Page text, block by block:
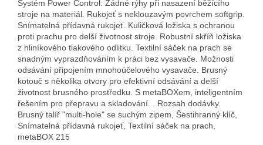
Systém Power Control: Žádné rýhy při nasazení běžícího
stroje na materiál. Rukojeť s neklouzavým povrchem softgrip.
Snímatelná přídavná rukojeť. Kuličková ložiska s ochranou
proti prachu pro delší životnost stroje. Robustní skříň ložiska
z hliníkového tlakového odlitku. Textilní sáček na prach se
snadným vyprazdňováním k práci bez vysavače. Možnosti
odsávání připojením mnohoúčelového vysavače. Brusný
kotouč s několika otvory pro efektivní odsávání a delší
životnost brusného prostředku. S metaBOXem, inteligentním
řešením pro přepravu a skladování. . Rozsah dodávky.
Brusný talíř "multi-hole" se suchým zipem, Šestihranný klíč,
Snímatelná přídavná rukojeť, Textilní sáček na prach,
metaBOX 215